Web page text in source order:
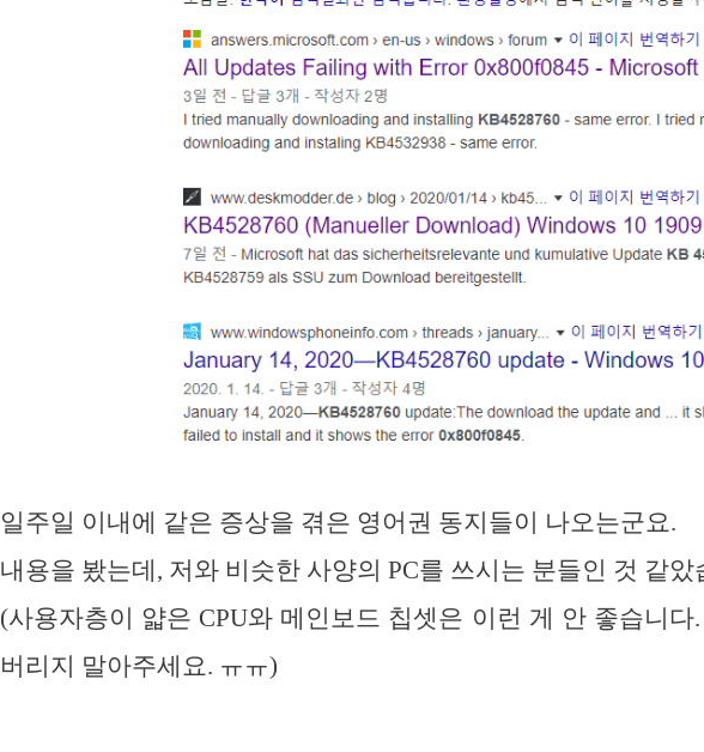
일주일 이내에 같은 증상을 겪은 영어권 동지들이 나오는군요.
내용을 봤는데, 저와 비슷한 사양의 PC를 쓰시는 분들인 것 같았
(사용자층이 얇은 CPU와 메인보드 칩셋은 이런 게 안 좋습니다
버리지 말아주세요. ㅠㅠ)